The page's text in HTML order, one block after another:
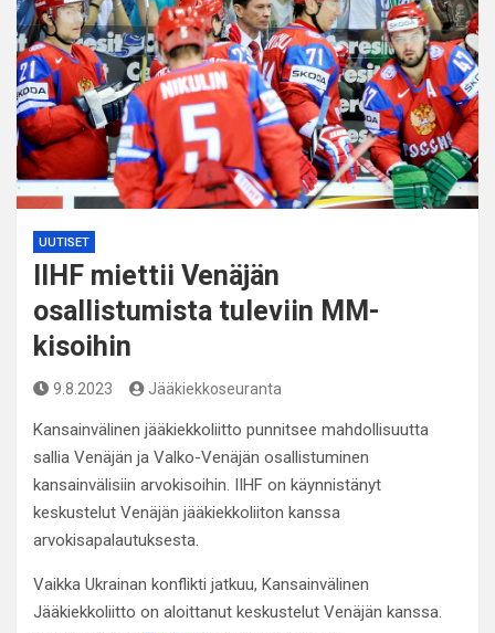
UUTISET
IIHF miettii Venäjän
osallistumista tuleviin MM-
kisoihin
9.8.2023 Jääkiekkoseuranta
Kansainvälinen jääkiekkoliitto punnitsee mahdollisuutta
sallia Venäjän ja Valko-Venäjän osallistuminen
kansainvälisiin arvokisoihin. IIHF on käynnistänyt
keskustelut Venäjän jääkiekkoliiton kanssa
arvokisapalautuksesta.
Vaikka Ukrainan konflikti jatkuu, Kansainvälinen
Jääkiekkoliitto on aloittanut keskustelut Venäjän kanssa.